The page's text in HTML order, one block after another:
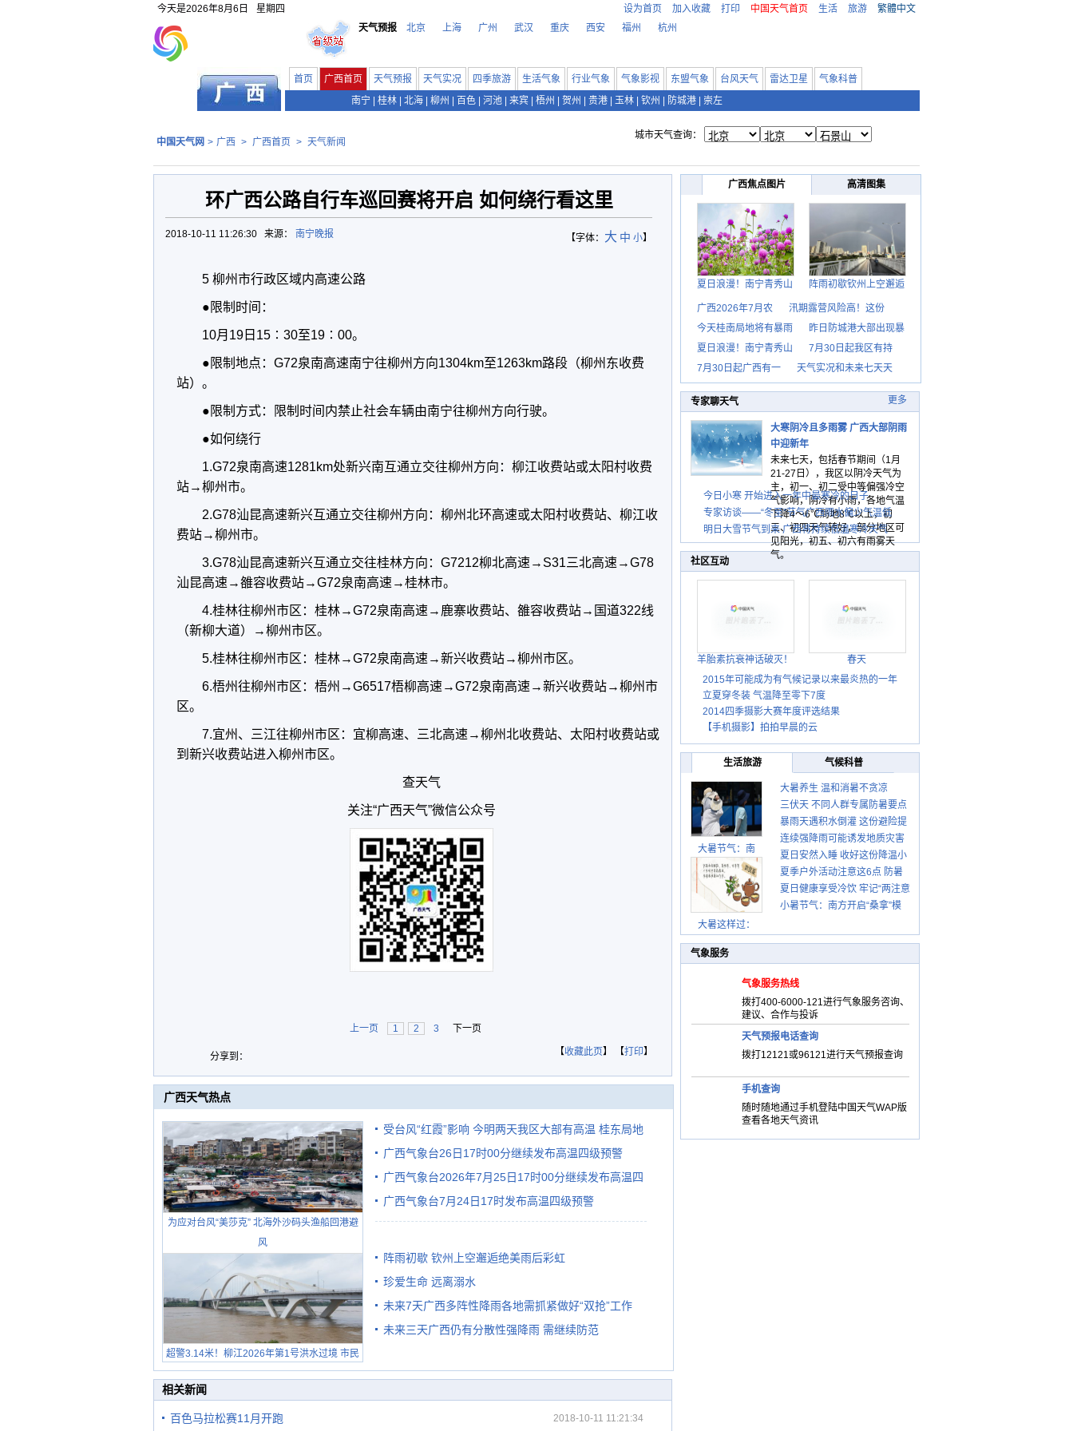
今天是2026年8月6日 星期四 设为首页 加入收藏 打印 中国天气首页 生活 旅游
繁體中文
天气预报
北京 上海 广州 武汉 重庆 西安 福州 杭州
首页 广西首页 天气预报 天气实况 四季旅游 生活气象 行业气象 气象影视 东盟气象 台风天气 雷达卫星
气象科普
南宁
桂林 北海 柳州 百色 河池 来宾 梧州 贺州 贵港 玉林 钦州 防城港 崇左
中国天气网 > 广西 > 广西首页 > 天气新闻
城市天气查询：
环广西公路自行车巡回赛将开启 如何绕行看这里
【字体： 大 中 小】
2018-10-11 11:26:30 来源： 南宁晚报
5 柳州市行政区域内高速公路
●限制时间：
10月19日15∶30至19∶00。
●限制地点：G72泉南高速南宁往柳州方向1304km至1263km路段（柳州东收费
站）。
●限制方式：限制时间内禁止社会车辆由南宁往柳州方向行驶。
●如何绕行
1.G72泉南高速1281km处新兴南互通立交往柳州方向：柳江收费站或太阳村收费
站→柳州市。
2.G78汕昆高速新兴互通立交往柳州方向：柳州北环高速或太阳村收费站、柳江收
费站→柳州市。
3.G78汕昆高速新兴互通立交往桂林方向：G7212柳北高速→S31三北高速→G78
汕昆高速→雒容收费站→G72泉南高速→桂林市。
4.桂林往柳州市区：桂林→G72泉南高速→鹿寨收费站、雒容收费站→国道322线
（新柳大道）→柳州市区。
5.桂林往柳州市区：桂林→G72泉南高速→新兴收费站→柳州市区。
6.梧州往柳州市区：梧州→G6517梧柳高速→G72泉南高速→新兴收费站→柳州市
区。
7.宜州、三江往柳州市区：宜柳高速、三北高速→柳州北收费站、太阳村收费站或
到新兴收费站进入柳州市区。
查天气
关注“广西天气”微信公众号
上一页 1 2 3 下一页
分享到： 【收藏此页】 【打印】
广西天气热点
为应对台风“美莎克” 北海外沙码头渔船回港避
风
超警3.14米！柳江2026年第1号洪水过境 市民
在堤岸见证汛况
受台风“红霞”影响 今明两天我区大部有高温 桂东局地
有较强降雨
广西气象台26日17时00分继续发布高温四级预警
广西气象台2026年7月25日17时00分继续发布高温四
级预警
广西气象台7月24日17时发布高温四级预警
阵雨初歇 钦州上空邂逅绝美雨后彩虹
珍爱生命 远离溺水
未来7天广西多阵性降雨各地需抓紧做好“双抢”工作
未来三天广西仍有分散性强降雨 需继续防范
相关新闻
百色马拉松赛11月开跑 2018-10-11 11:21:34
广西焦点图片 高清图集
夏日浪漫！南宁青秀山 阵雨初歇钦州上空邂逅
广西2026年7月农
汛期露营风险高！这份
今天桂南局地将有暴雨
昨日防城港大部出现暴
夏日浪漫！南宁青秀山
7月30日起我区有持
7月30日起广西有一
天气实况和未来七天天
专家聊天气 更多
大寒阴冷且多雨雾 广西大部阴雨
中迎新年
未来七天，包括春节期间（1月
21-27日），我区以阴冷天气为
主，初一、初二受中等偏强冷空
气影响，阴冷有小雨，各地气温
下降4～6℃局地8℃以上，初
三、初四天气转好，部分地区可
见阳光，初五、初六有雨雾天
气。
今日小寒 开始进入一年中最寒冷的日子
专家访谈——“冬至”节气广西雨水偏少气温低
明日大雪节气到来 广西将持续低温寒冷天气
社区互动
羊胎素抗衰神话破灭！
春天
2015年可能成为有气候记录以来最炎热的一年
立夏穿冬装 气温降至零下7度
2014四季摄影大赛年度评选结果
【手机摄影】拍拍早晨的云
生活旅游 气候科普
大暑节气：南
大暑这样过：
大暑养生 温和消暑不贪凉
三伏天 不同人群专属防暑要点
请收好
暴雨天遇积水倒灌 这份避险提
示请收好
连续强降雨可能诱发地质灾害
这些前兆要知道
夏日安然入睡 收好这份降温小
贴士
夏季户外活动注意这6点 防暑
健身两不误
夏日健康享受冷饮 牢记“两注意
一控制”
小暑节气：南方开启“桑拿”模
气象服务
气象服务热线
拨打400-6000-121进行气象服务咨询、
建议、合作与投诉
天气预报电话查询
拨打12121或96121进行天气预报查询
手机查询
随时随地通过手机登陆中国天气WAP版
查看各地天气资讯